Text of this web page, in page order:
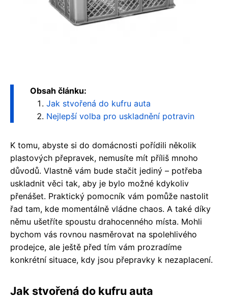
Obsah článku:
Jak stvořená do kufru auta
Nejlepší volba pro uskladnění potravin
K tomu, abyste si do domácnosti pořídili několik
plastových přepravek, nemusíte mít příliš mnoho
důvodů. Vlastně vám bude stačit jediný – potřeba
uskladnit věci tak, aby je bylo možné kdykoliv
přenášet. Praktický pomocník vám pomůže nastolit
řad tam, kde momentálně vládne chaos. A také díky
němu ušetříte spoustu drahocenného místa. Mohli
bychom vás rovnou nasměrovat na spolehlivého
prodejce, ale ještě před tím vám prozradíme
konkrétní situace, kdy jsou přepravky k nezaplacení.
Jak stvořená do kufru auta